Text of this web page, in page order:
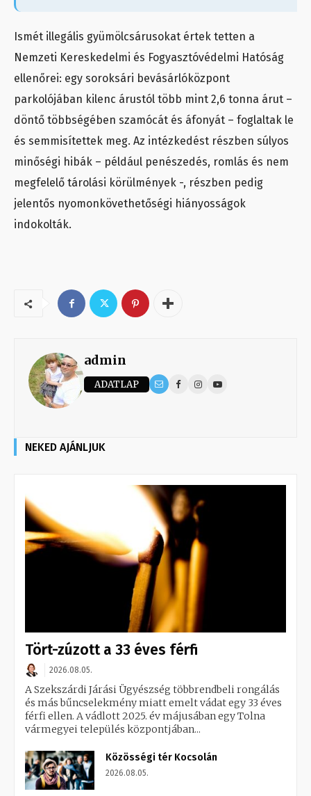
Ismét illegális gyümölcsárusokat értek tetten a
Nemzeti Kereskedelmi és Fogyasztóvédelmi Hatóság
ellenőrei: egy soroksári bevásárlóközpont
parkolójában kilenc árustól több mint 2,6 tonna árut –
döntő többségében szamócát és áfonyát – foglaltak le
és semmisítettek meg. Az intézkedést részben súlyos
minőségi hibák – például penészedés, romlás és nem
megfelelő tárolási körülmények -, részben pedig
jelentős nyomonkövethetőségi hiányosságok
indokolták.
admin
ADATLAP
NEKED AJÁNLJUK
Tört-zúzott a 33 éves férfi
2026.08.05.
A Szekszárdi Járási Ügyészség többrendbeli rongálás
és más bűncselekmény miatt emelt vádat egy 33 éves
férfi ellen. A vádlott 2025. év májusában egy Tolna
vármegyei település központjában...
Közösségi tér Kocsolán
2026.08.05.